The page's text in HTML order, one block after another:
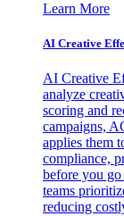
Learn More
AI Creative
AI Creative
analyze
scoring and
campaigns,
applies them
compliance,
before you
teams
reducing